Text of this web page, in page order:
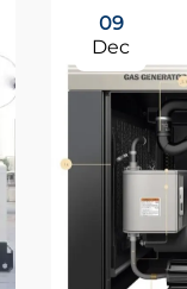
09
Dec